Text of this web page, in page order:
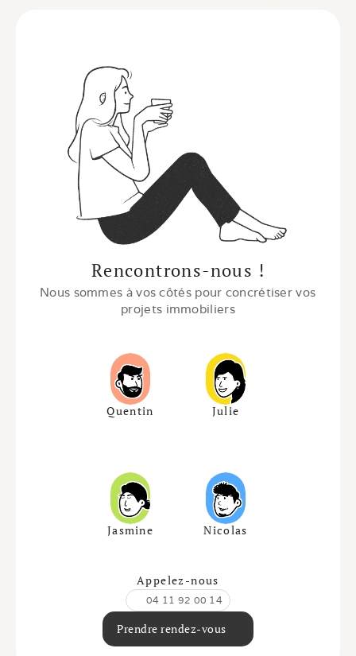
Rencontrons-nous !
Nous sommes à vos côtés pour concrétiser vos
projets immobiliers
Quentin Julie
Jasmine Nicolas
Appelez-nous
04 11 92 00 14
Prendre rendez-vous